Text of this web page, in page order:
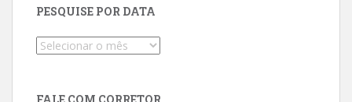
PESQUISE POR DATA
Pesquise
FALE COM CORRETOR